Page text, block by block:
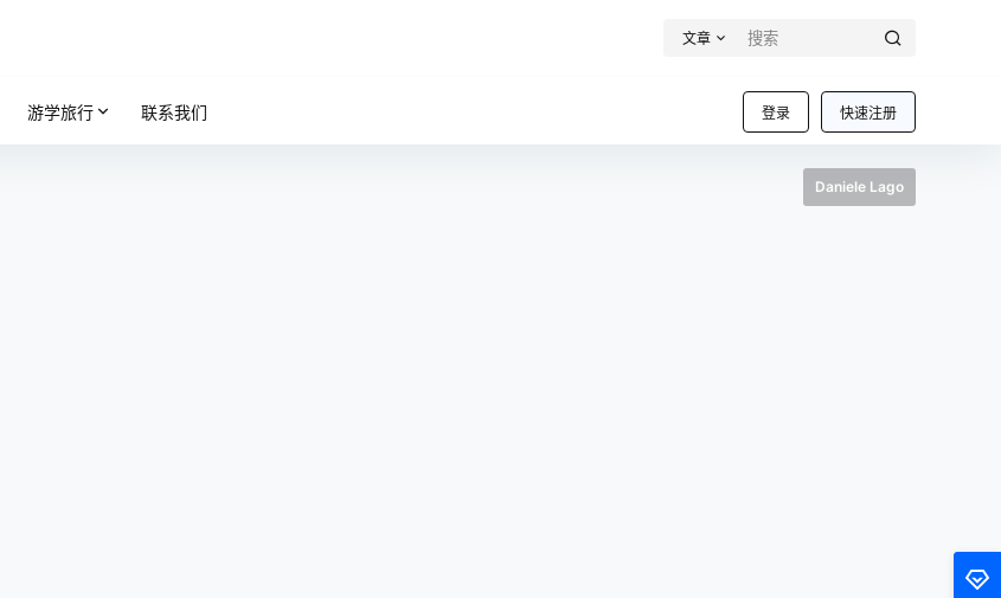
文章
登录 快速注册
游学旅行 联系我们
Daniele Lago